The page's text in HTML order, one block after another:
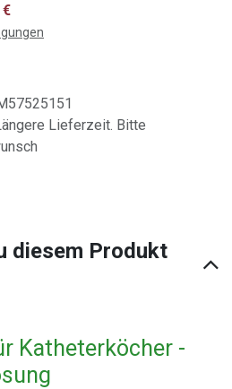
Lieferzeit. Bitte
diesem Produkt
Katheterköcher -